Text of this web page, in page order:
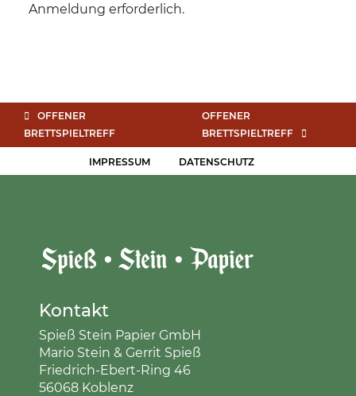
Anmeldung erforderlich.
OFFENER
BRETTSPIELTREFF
OFFENER
BRETTSPIELTREFF
IMPRESSUM DATENSCHUTZ
Kontakt
Spieß Stein Papier GmbH
Mario Stein & Gerrit Spieß
Friedrich-Ebert-Ring 46
56068 Koblenz